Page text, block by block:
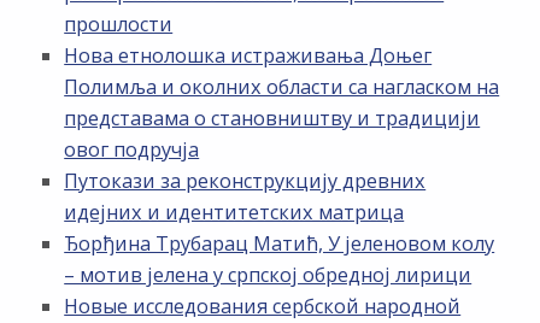
прошлости
Нова етнолошка истраживања Доњег
Полимља и околних области са нагласком на
представама о становништву и традицији
овог подручја
Путокази за реконструкцију древних
идејних и идентитетских матрица
Ђорђина Трубарац Матић, У јеленовом колу
– мотив јелена у српској обредној лирици
Новые исследования сербской народной